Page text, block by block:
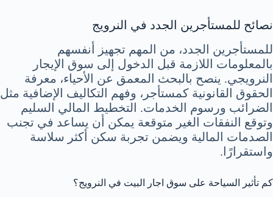
نصائح للمستأجرين الجدد في النرويج
للمستأجرين الجدد، من المهم تجهيز أنفسهم
بالمعلومات اللازمة قبل الدخول إلى سوق الإيجار
النرويجي. ينصح بالبحث المعمق عن الأحياء، معرفة
الحقوق القانونية كمستأجر، وفهم التكاليف الإضافية مثل
الضرائب ورسوم الخدمات. التخطيط المالي السليم
وتوقع النفقات الغير متوقعة يمكن أن يساعد في تجنب
الصدمات المالية ويضمن تجربة سكن أكثر سلاسة
واستقرارًا.
كم تأثير السياحة على سوق اجار البيت في النرويج؟